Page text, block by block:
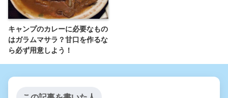
キャンプのカレーに必要なもの
はガラムマサラ？甘口を作るな
ら必ず用意しよう！